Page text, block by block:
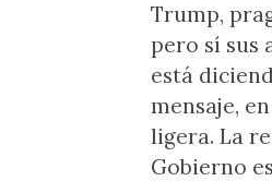
Trump,
pero sí sus
está
mensaje,
ligera. La
Gobierno